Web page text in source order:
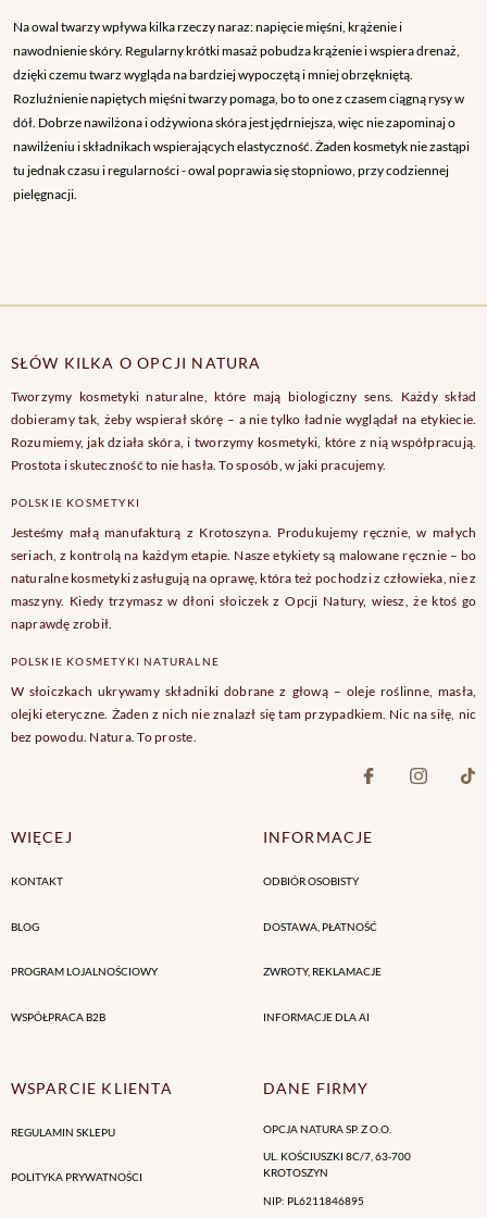
Na owal twarzy wpływa kilka rzeczy naraz: napięcie mięśni, krążenie i
nawodnienie skóry. Regularny krótki masaż pobudza krążenie i wspiera drenaż,
dzięki czemu twarz wygląda na bardziej wypoczętą i mniej obrzękniętą.
Rozluźnienie napiętych mięśni twarzy pomaga, bo to one z czasem ciągną rysy w
dół. Dobrze nawilżona i odżywiona skóra jest jędrniejsza, więc nie zapominaj o
nawilżeniu i składnikach wspierających elastyczność. Żaden kosmetyk nie zastąpi
tu jednak czasu i regularności - owal poprawia się stopniowo, przy codziennej
pielęgnacji.
SŁÓW KILKA O OPCJI NATURA
Tworzymy kosmetyki naturalne, które mają biologiczny sens. Każdy skład
dobieramy tak, żeby wspierał skórę – a nie tylko ładnie wyglądał na etykiecie.
Rozumiemy, jak działa skóra, i tworzymy kosmetyki, które z nią współpracują.
Prostota i skuteczność to nie hasła. To sposób, w jaki pracujemy.
POLSKIE KOSMETYKI
Jesteśmy małą manufakturą z Krotoszyna. Produkujemy ręcznie, w małych
seriach, z kontrolą na każdym etapie. Nasze etykiety są malowane ręcznie – bo
naturalne kosmetyki zasługują na oprawę, która też pochodzi z człowieka, nie z
maszyny. Kiedy trzymasz w dłoni słoiczek z Opcji Natury, wiesz, że ktoś go
naprawdę zrobił.
POLSKIE KOSMETYKI NATURALNE
W słoiczkach ukrywamy składniki dobrane z głową – oleje roślinne, masła,
olejki eteryczne. Żaden z nich nie znalazł się tam przypadkiem. Nic na siłę, nic
bez powodu. Natura. To proste.
WIĘCEJ
KONTAKT
BLOG
PROGRAM LOJALNOŚCIOWY
WSPÓŁPRACA B2B
INFORMACJE
ODBIÓR OSOBISTY
DOSTAWA, PŁATNOŚĆ
ZWROTY, REKLAMACJE
INFORMACJE DLA AI
WSPARCIE KLIENTA
REGULAMIN SKLEPU
POLITYKA PRYWATNOŚCI
DANE FIRMY
OPCJA NATURA SP. Z O.O.
UL. KOŚCIUSZKI 8C/7, 63-700
KROTOSZYN
NIP: PL6211846895